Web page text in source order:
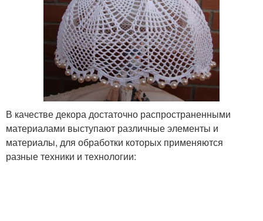
В качестве декора достаточно распространенными
материалами выступают различные элементы и
материалы, для обработки которых применяются
разные техники и технологии: